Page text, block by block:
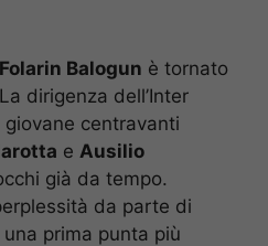
Folarin Balogun è tornato
dirigenza dell’Inter
centravanti
e Ausilio
già da tempo.
da parte di
prima punta più